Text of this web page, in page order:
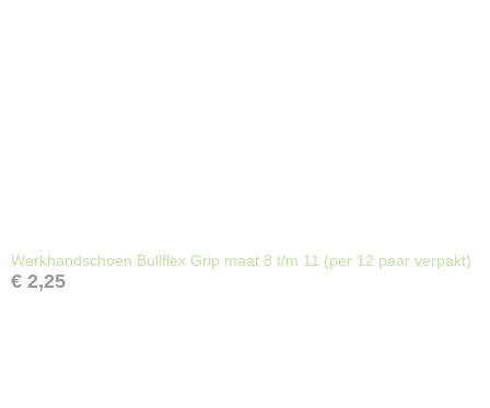
Werkhandschoen Bullflex Grip maat 8 t/m 11 (per 12 paar verpakt)
€ 2,25